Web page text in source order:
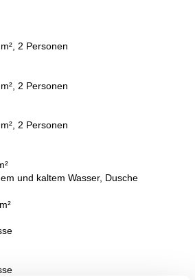
2 Personen
2 Personen
2 Personen
und kaltem Wasser, Dusche